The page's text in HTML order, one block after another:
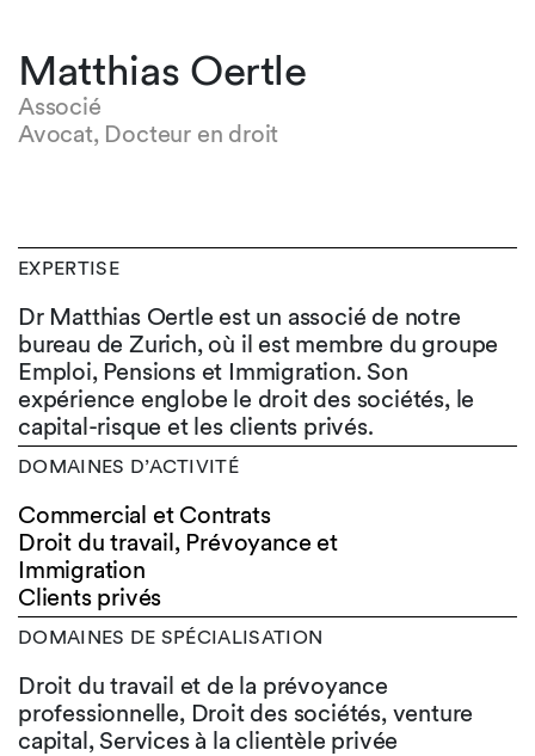
Matthias Oertle
Associé
Avocat, Docteur en droit
EXPERTISE
Dr Matthias Oertle est un associé de notre
bureau de Zurich, où il est membre du groupe
Emploi, Pensions et Immigration. Son
expérience englobe le droit des sociétés, le
capital-risque et les clients privés.
DOMAINES D’ACTIVITÉ
Commercial et Contrats
Droit du travail, Prévoyance et
Immigration
Clients privés
DOMAINES DE SPÉCIALISATION
Droit du travail et de la prévoyance
professionnelle, Droit des sociétés, venture
capital, Services à la clientèle privée